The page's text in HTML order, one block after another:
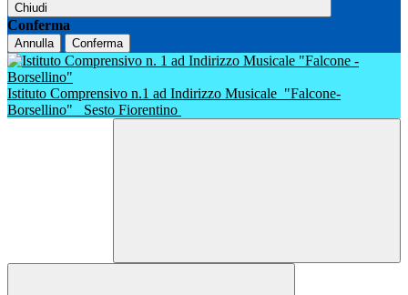
Chiudi
Conferma
Annulla Conferma
Istituto Comprensivo n.1 ad Indirizzo Musicale "Falcone-
Borsellino"
Sesto Fiorentino